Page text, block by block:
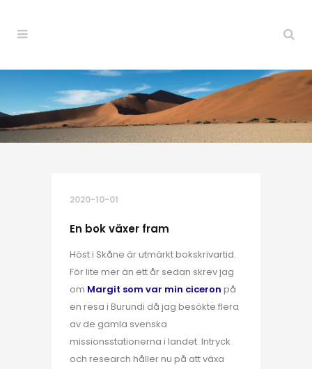
2020-10-01
En bok växer fram
Höst i Skåne är utmärkt bokskrivartid.
För lite mer än ett år sedan skrev jag
om Margit som var min ciceron på
en resa i Burundi då jag besökte flera
av de gamla svenska
missionsstationerna i landet. Intryck
och research håller nu på att växa